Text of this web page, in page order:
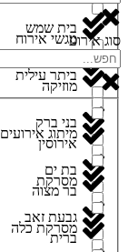
מגשי אירוח
מוזיקה
מיתוג אירועים
מסרקת
מסרקת כלה
בית שמש
ביתר עילית
בני ברק
בת ים
גבעת זאב
סוג אירוע
אירוסין
בר מצוה
ברית